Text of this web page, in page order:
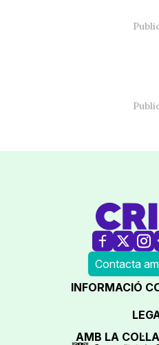
Contacta
INFORMACIÓ
AMB LA